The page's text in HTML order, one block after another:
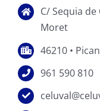
C/ Sequia
Moret
46210 •
961 590 810